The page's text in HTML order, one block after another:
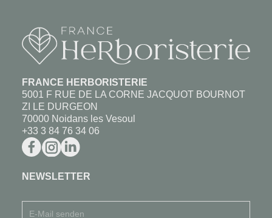
FRANCE HERBORISTERIE
5001 F RUE DE LA CORNE JACQUOT BOURNOT
ZI LE DURGEON
70000 Noidans les Vesoul
+33 3 84 76 34 06
NEWSLETTER